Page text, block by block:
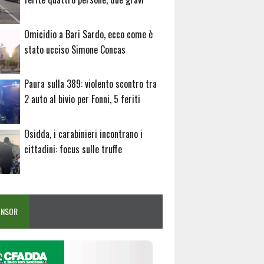
Omicidio a Bari Sardo, ecco come è
stato ucciso Simone Concas
Paura sulla 389: violento scontro tra
2 auto al bivio per Fonni, 5 feriti
Osidda, i carabinieri incontrano i
cittadini: focus sulle truffe